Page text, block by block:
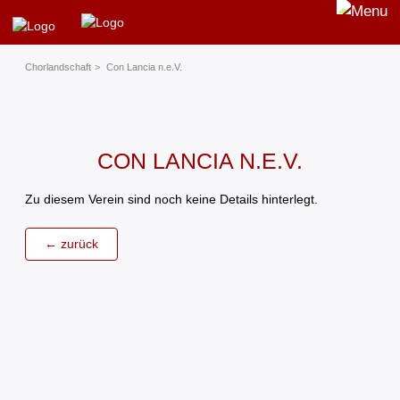
Chorland­schaft Con Lancia n.e.V.
CON LANCIA N.E.V.
Zu diesem Verein sind noch keine Details hinterlegt.
← zurück